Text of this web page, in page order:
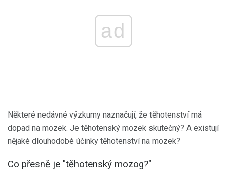
ad
Některé nedávné výzkumy naznačují, že těhotenství má
dopad na mozek. Je těhotenský mozek skutečný? A existují
nějaké dlouhodobé účinky těhotenství na mozek?
Co přesně je "těhotenský mozog?"